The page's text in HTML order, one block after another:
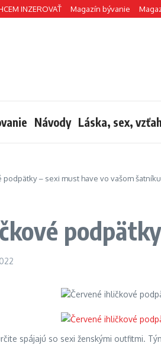
INZEROVAŤ Magazín bývanie
Návody Láska, sex,
– sexi must have vo vašom šatníku
spájajú so sexi ženskými outfitmi.